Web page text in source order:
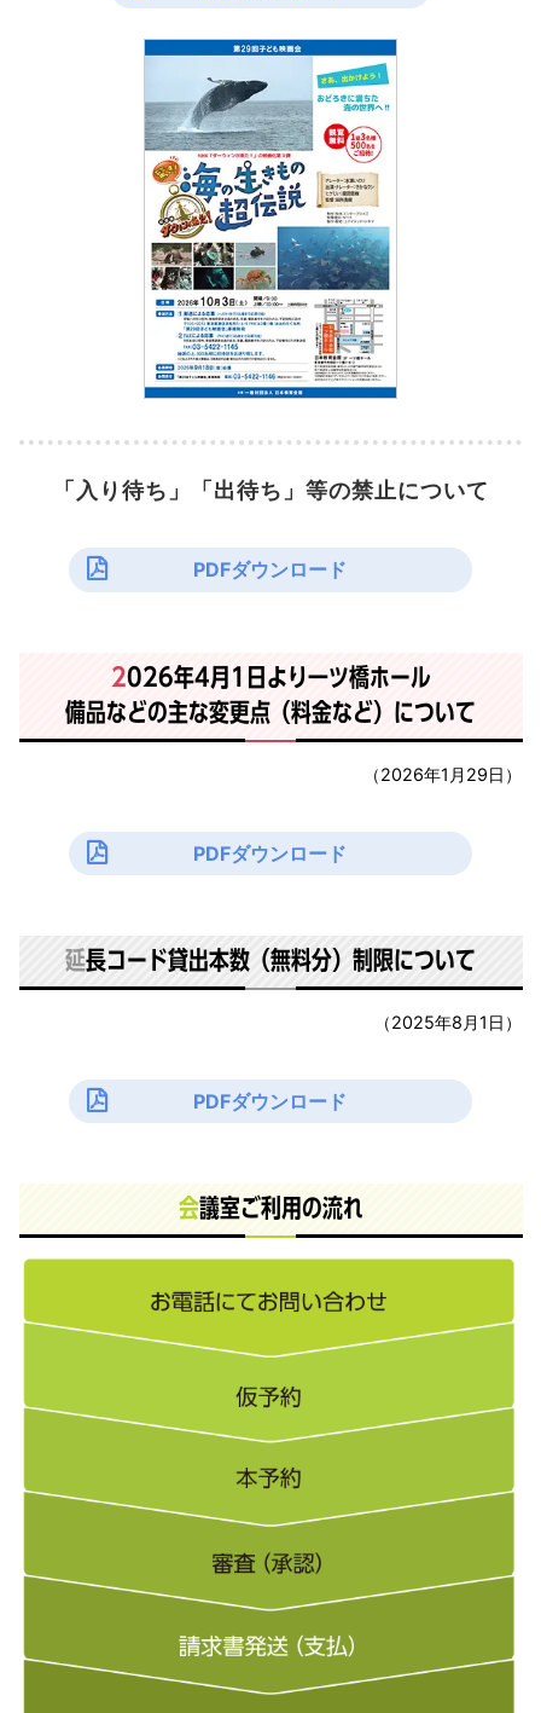
「入り待ち」「出待ち」等の禁止について
PDFダウンロード
2026年4月1日より一ツ橋ホール
備品などの主な変更点（料金など）について
（2026年1月29日）
PDFダウンロード
延長コード貸出本数（無料分）制限について
（2025年8月1日）
PDFダウンロード
会議室ご利用の流れ